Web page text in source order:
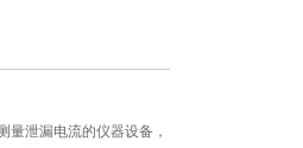
量泄漏电流的仪器设备，